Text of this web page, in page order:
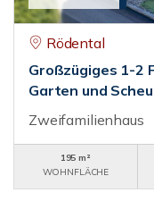
Rödental
Großzügiges 1-2
Garten und
Zweifamilienhaus
195 m²
WOHNFLÄCHE